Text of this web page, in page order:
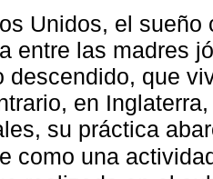
Unidos, el
entre las madres
descendido, que
en
su práctica
como una